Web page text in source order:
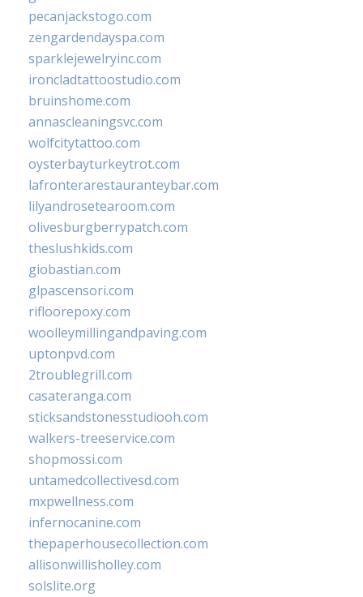
pecanjackstogo.com
zengardendayspa.com
sparklejewelryinc.com
ironcladtattoostudio.com
bruinshome.com
annascleaningsvc.com
wolfcitytattoo.com
oysterbayturkeytrot.com
lafronterarestauranteybar.com
lilyandrosetearoom.com
olivesburgberrypatch.com
theslushkids.com
giobastian.com
glpascensori.com
rifloorepoxy.com
woolleymillingandpaving.com
uptonpvd.com
2troublegrill.com
casateranga.com
sticksandstonesstudiooh.com
walkers-treeservice.com
shopmossi.com
untamedcollectivesd.com
mxpwellness.com
infernocanine.com
thepaperhousecollection.com
allisonwillisholley.com
solslite.org